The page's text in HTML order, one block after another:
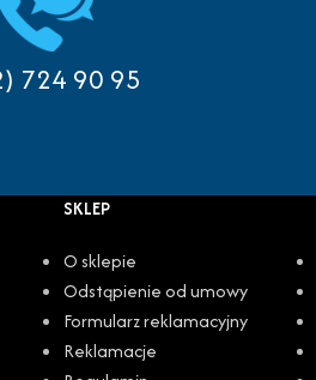
724 90 95
SKLEP
O sklepie
Odstąpienie od umowy
Formularz reklamacyjny
Reklamacje